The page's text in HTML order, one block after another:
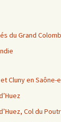
du Grand
Cluny en Saône-
Col du